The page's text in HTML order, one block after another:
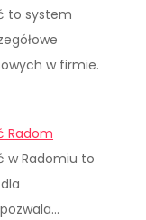
to system
w firmie.
Radom
w Radomiu to